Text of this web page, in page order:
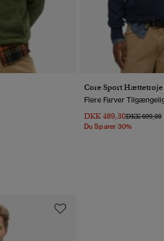
Core Sport Hættetrøje
Flere Farver
DKK 489,30Pris Nedsat
DKK 699,00
Du Sparer 30%